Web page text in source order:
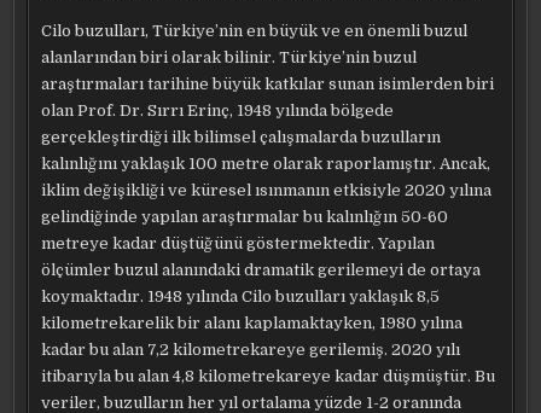
Cilo buzulları, Türkiye’nin en büyük ve en önemli buzul
alanlarından biri olarak bilinir. Türkiye’nin buzul
araştırmaları tarihine büyük katkılar sunan isimlerden biri
olan Prof. Dr. Sırrı Erinç, 1948 yılında bölgede
gerçekleştirdiği ilk bilimsel çalışmalarda buzulların
kalınlığını yaklaşık 100 metre olarak raporlamıştır. Ancak,
iklim değişikliği ve küresel ısınmanın etkisiyle 2020 yılına
gelindiğinde yapılan araştırmalar bu kalınlığın 50-60
metreye kadar düştüğünü göstermektedir. Yapılan
ölçümler buzul alanındaki dramatik gerilemeyi de ortaya
koymaktadır. 1948 yılında Cilo buzulları yaklaşık 8,5
kilometrekarelik bir alanı kaplamaktayken, 1980 yılına
kadar bu alan 7,2 kilometrekareye gerilemiş. 2020 yılı
itibarıyla bu alan 4,8 kilometrekareye kadar düşmüştür. Bu
veriler, buzulların her yıl ortalama yüzde 1-2 oranında